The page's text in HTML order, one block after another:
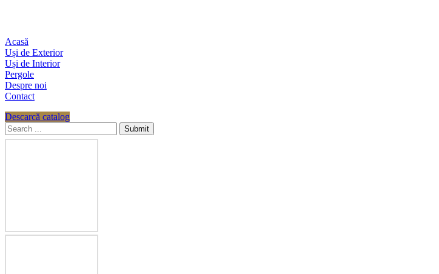
Acasă
Uși de Exterior
Uși de Interior
Pergole
Despre noi
Contact
Descarcă catalog
Submit